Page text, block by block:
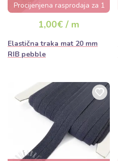
Procijenjena rasprodaja za 1
dan
1,00€ / m
Elastična traka mat 20 mm
RIB pebble